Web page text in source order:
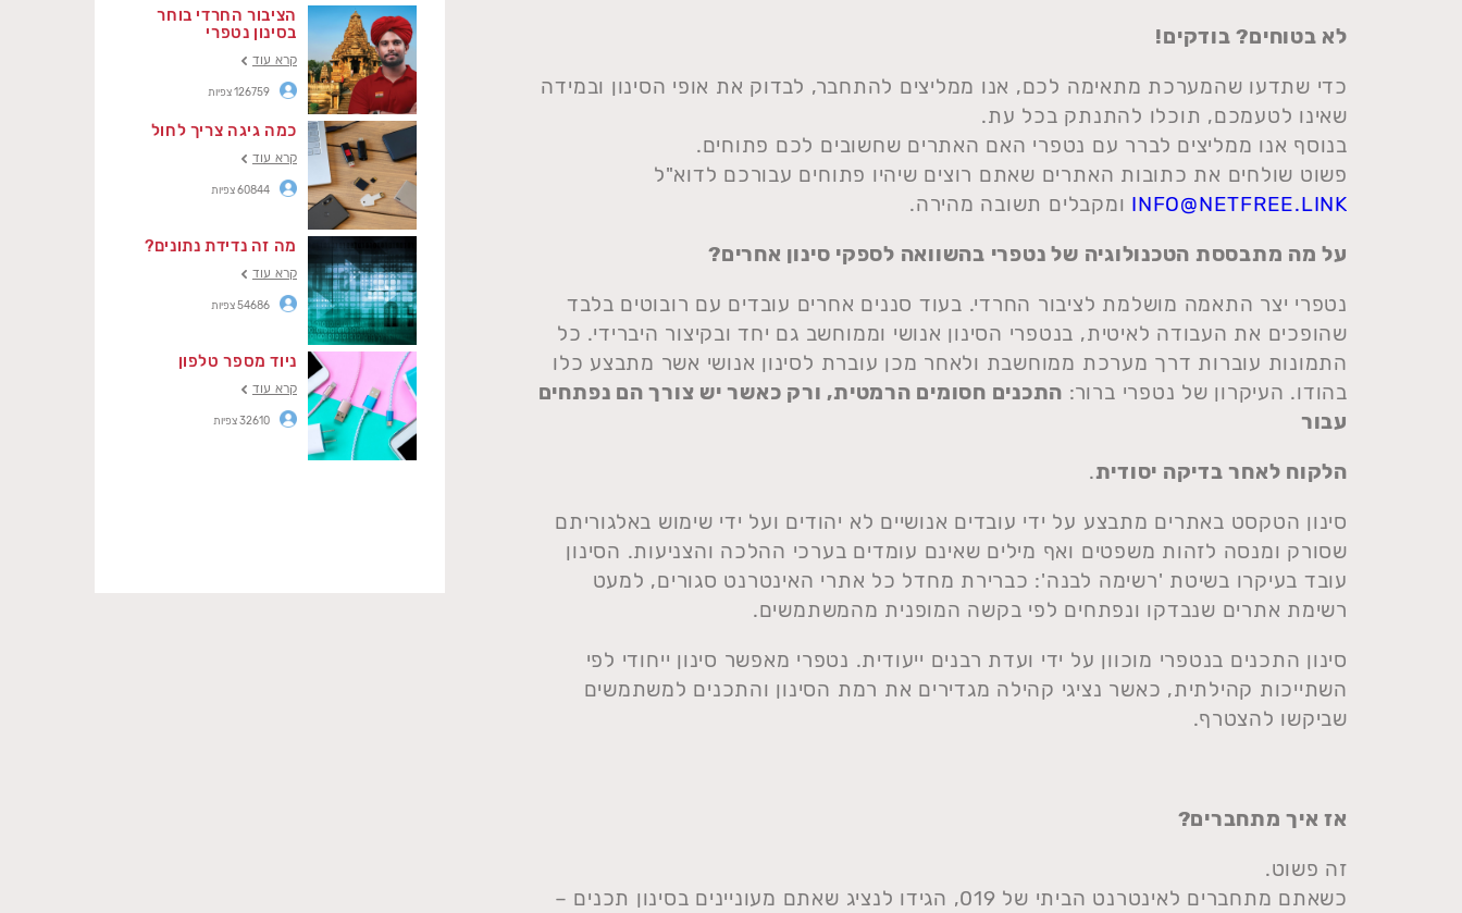
לא בטוחים? בודקים!
כדי שתדעו שהמערכת מתאימה לכם, אנו ממליצים להתחבר, לבדוק את אופי הסינון ובמידה
שאינו לטעמכם, תוכלו להתנתק בכל עת.
בנוסף אנו ממליצים לברר עם נטפרי האם האתרים שחשובים לכם פתוחים.
פשוט שולחים את כתובות האתרים שאתם רוצים שיהיו פתוחים עבורכם לדוא"ל
INFO@NETFREE.LINK ומקבלים תשובה מהירה.
על מה מתבססת הטכנולוגיה של נטפרי בהשוואה לספקי סינון אחרים?
נטפרי יצר התאמה מושלמת לציבור החרדי. בעוד סננים אחרים עובדים עם רובוטים בלבד
שהופכים את העבודה לאיטית, בנטפרי הסינון אנושי וממוחשב גם יחד ובקיצור היברידי. כל
התמונות עוברות דרך מערכת ממוחשבת ולאחר מכן עוברת לסינון אנושי אשר מתבצע כלו
בהודו. העיקרון של נטפרי ברור: התכנים חסומים הרמטית, ורק כאשר יש צורך הם נפתחים
עבור
הלקוח לאחר בדיקה יסודית.
סינון הטקסט באתרים מתבצע על ידי עובדים אנושיים לא יהודים ועל ידי שימוש באלגוריתם
שסורק ומנסה לזהות משפטים ואף מילים שאינם עומדים בערכי ההלכה והצניעות. הסינון
עובד בעיקרו בשיטת 'רשימה לבנה': כברירת מחדל כל אתרי האינטרנט סגורים, למעט
רשימת אתרים שנבדקו ונפתחים לפי בקשה המופנית מהמשתמשים.
סינון התכנים בנטפרי מוכוון על ידי ועדת רבנים ייעודית. נטפרי מאפשר סינון ייחודי לפי
השתייכות קהילתית, כאשר נציגי קהילה מגדירים את רמת הסינון והתכנים למשתמשים
שביקשו להצטרף.
אז איך מתחברים?
זה פשוט.
כשאתם מתחברים לאינטרנט הביתי של 019, הגידו לנציג שאתם מעוניינים בסינון תכנים –
הציבור החרדי בוחר
בסינון נטפרי
קרא עוד
כמה גיגה צריך לחול
קרא עוד
מה זה נדידת נתונים?
קרא עוד
ניוד מספר טלפון
קרא עוד